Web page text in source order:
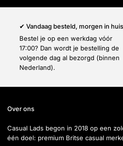
✔ Vandaag besteld, morgen in huis
Bestel je op een werkdag vóór
17:00? Dan wordt je bestelling de
volgende dag al bezorgd (binnen
Nederland).
Over ons
Casual Lads begon in 2018 op een
één doel: premium Britse casual